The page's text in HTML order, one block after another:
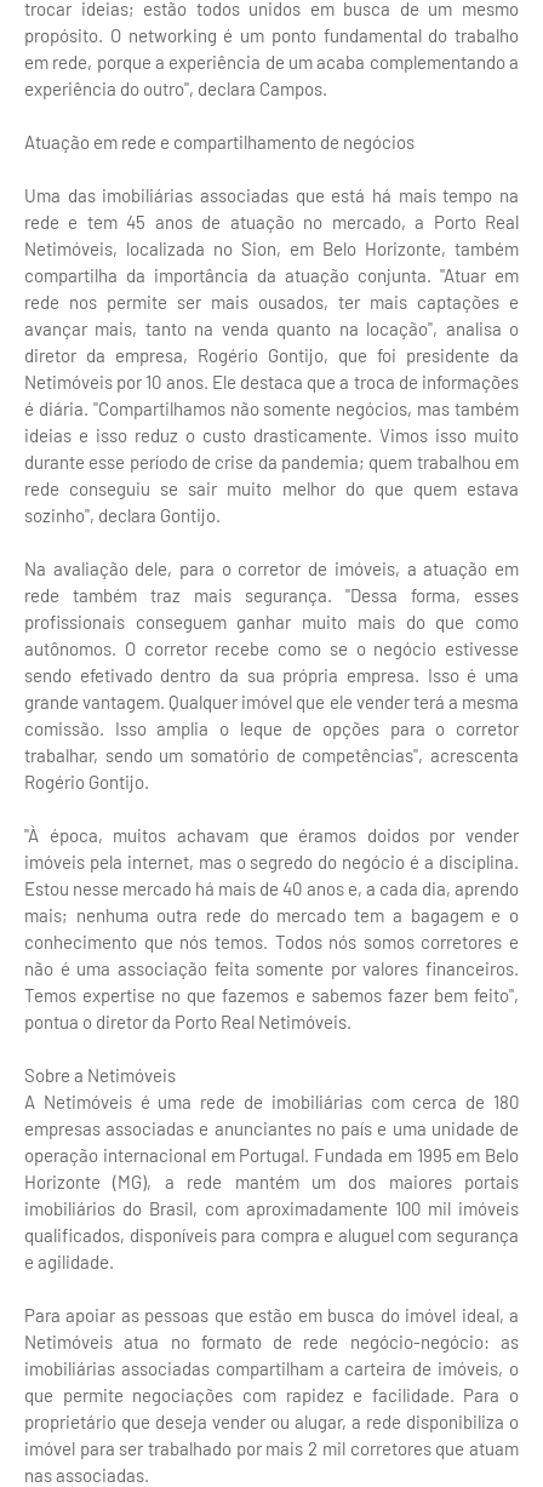
trocar ideias; estão todos unidos em busca de um mesmo
propósito. O networking é um ponto fundamental do trabalho
em rede, porque a experiência de um acaba complementando a
experiência do outro", declara Campos.
Atuação em rede e compartilhamento de negócios
Uma das imobiliárias associadas que está há mais tempo na
rede e tem 45 anos de atuação no mercado, a Porto Real
Netimóveis, localizada no Sion, em Belo Horizonte, também
compartilha da importância da atuação conjunta. "Atuar em
rede nos permite ser mais ousados, ter mais captações e
avançar mais, tanto na venda quanto na locação", analisa o
diretor da empresa, Rogério Gontijo, que foi presidente da
Netimóveis por 10 anos. Ele destaca que a troca de informações
é diária. "Compartilhamos não somente negócios, mas também
ideias e isso reduz o custo drasticamente. Vimos isso muito
durante esse período de crise da pandemia; quem trabalhou em
rede conseguiu se sair muito melhor do que quem estava
sozinho", declara Gontijo.
Na avaliação dele, para o corretor de imóveis, a atuação em
rede também traz mais segurança. "Dessa forma, esses
profissionais conseguem ganhar muito mais do que como
autônomos. O corretor recebe como se o negócio estivesse
sendo efetivado dentro da sua própria empresa. Isso é uma
grande vantagem. Qualquer imóvel que ele vender terá a mesma
comissão. Isso amplia o leque de opções para o corretor
trabalhar, sendo um somatório de competências", acrescenta
Rogério Gontijo.
"À época, muitos achavam que éramos doidos por vender
imóveis pela internet, mas o segredo do negócio é a disciplina.
Estou nesse mercado há mais de 40 anos e, a cada dia, aprendo
mais; nenhuma outra rede do mercado tem a bagagem e o
conhecimento que nós temos. Todos nós somos corretores e
não é uma associação feita somente por valores financeiros.
Temos expertise no que fazemos e sabemos fazer bem feito",
pontua o diretor da Porto Real Netimóveis.
Sobre a Netimóveis
A Netimóveis é uma rede de imobiliárias com cerca de 180
empresas associadas e anunciantes no país e uma unidade de
operação internacional em Portugal. Fundada em 1995 em Belo
Horizonte (MG), a rede mantém um dos maiores portais
imobiliários do Brasil, com aproximadamente 100 mil imóveis
qualificados, disponíveis para compra e aluguel com segurança
e agilidade.
Para apoiar as pessoas que estão em busca do imóvel ideal, a
Netimóveis atua no formato de rede negócio-negócio: as
imobiliárias associadas compartilham a carteira de imóveis, o
que permite negociações com rapidez e facilidade. Para o
proprietário que deseja vender ou alugar, a rede disponibiliza o
imóvel para ser trabalhado por mais 2 mil corretores que atuam
nas associadas.